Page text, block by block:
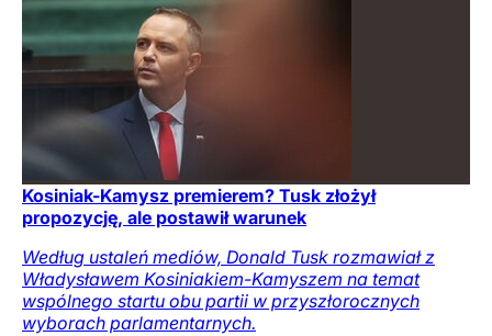
Kosiniak-Kamysz premierem? Tusk złożył
propozycję, ale postawił warunek
Według ustaleń mediów, Donald Tusk rozmawiał z
Władysławem Kosiniakiem-Kamyszem na temat
wspólnego startu obu partii w przyszłorocznych
wyborach parlamentarnych.